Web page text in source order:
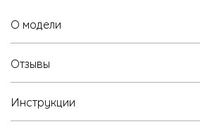
О модели
Отзывы
Инструкции